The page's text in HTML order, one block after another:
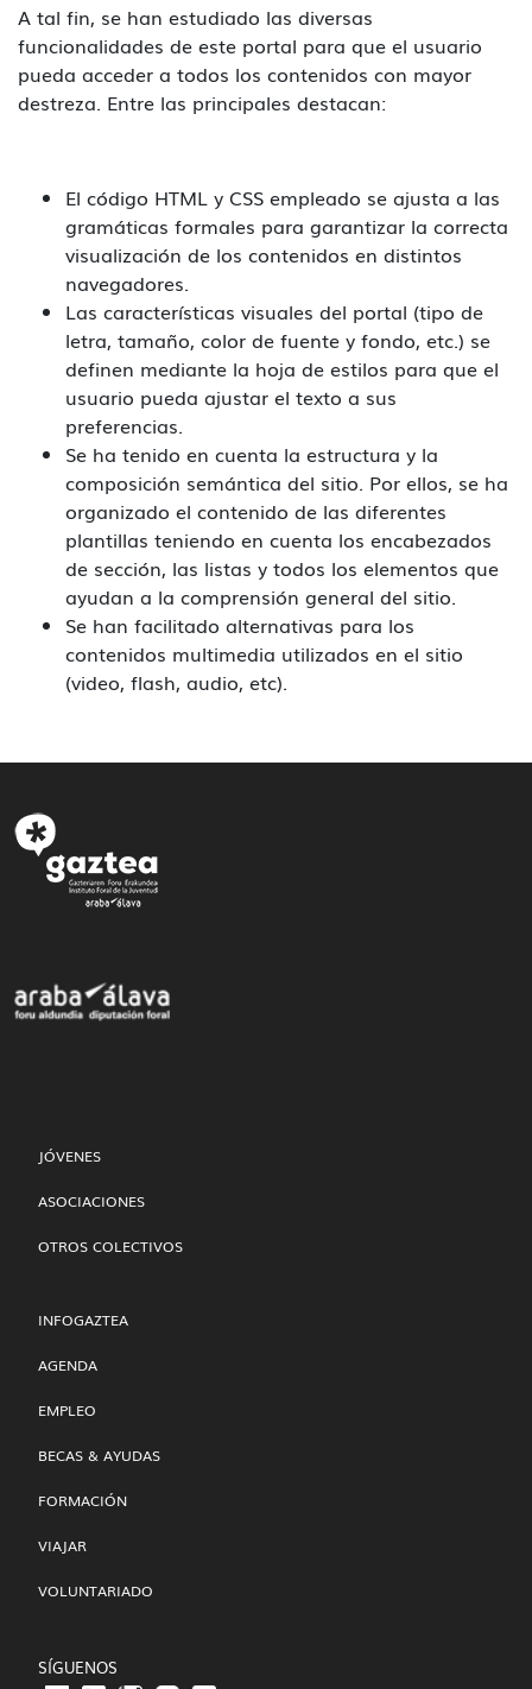
A tal fin, se han estudiado las diversas
funcionalidades de este portal para que el usuario
pueda acceder a todos los contenidos con mayor
destreza. Entre las principales destacan:
El código HTML y CSS empleado se ajusta a las
gramáticas formales para garantizar la correcta
visualización de los contenidos en distintos
navegadores.
Las características visuales del portal (tipo de
letra, tamaño, color de fuente y fondo, etc.) se
definen mediante la hoja de estilos para que el
usuario pueda ajustar el texto a sus
preferencias.
Se ha tenido en cuenta la estructura y la
composición semántica del sitio. Por ellos, se ha
organizado el contenido de las diferentes
plantillas teniendo en cuenta los encabezados
de sección, las listas y todos los elementos que
ayudan a la comprensión general del sitio.
Se han facilitado alternativas para los
contenidos multimedia utilizados en el sitio
(video, flash, audio, etc).
JÓVENES
ASOCIACIONES
OTROS COLECTIVOS
INFOGAZTEA
AGENDA
EMPLEO
BECAS & AYUDAS
FORMACIÓN
VIAJAR
VOLUNTARIADO
SÍGUENOS